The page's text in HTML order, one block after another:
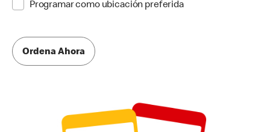
Programar como ubicación preferida
Ordena Ahora